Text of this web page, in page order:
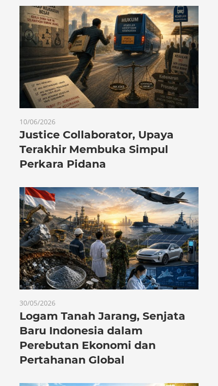
10/06/2026
Justice Collaborator, Upaya
Terakhir Membuka Simpul
Perkara Pidana
30/05/2026
Logam Tanah Jarang, Senjata
Baru Indonesia dalam
Perebutan Ekonomi dan
Pertahanan Global